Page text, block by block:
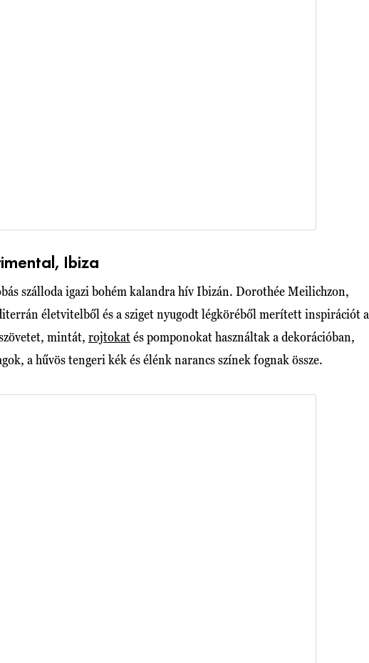
Ibiza
szálloda igazi bohém kalandra hív Ibizán. Dorothée Meilichzon,
életvitelből és a sziget nyugodt légköréből merített inspirációt a
mintát, rojtokatés pomponokat használtak a dekorációban,
a hűvös tengeri kék és élénk narancs színek fognak össze.